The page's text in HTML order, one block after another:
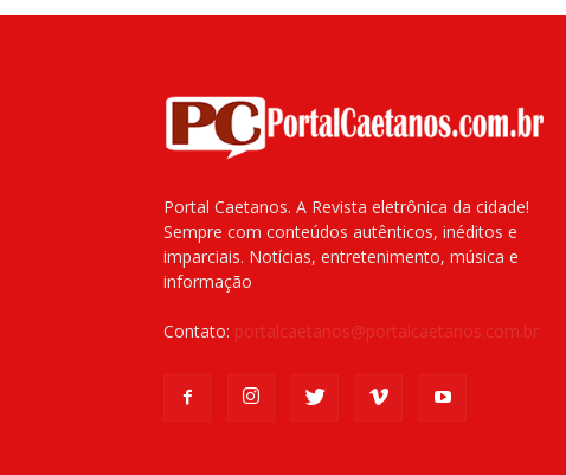
Portal Caetanos. A Revista eletrônica da cidade!
Sempre com conteúdos autênticos, inéditos e
imparciais. Notícias, entretenimento, música e
informação
Contato: portalcaetanos@portalcaetanos.com.br